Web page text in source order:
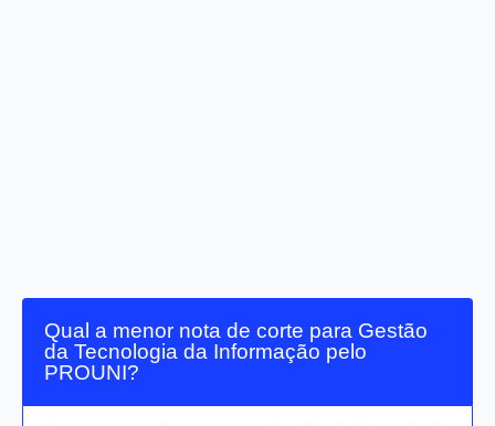
Qual a menor nota de corte para Gestão
da Tecnologia da Informação pelo
PROUNI?